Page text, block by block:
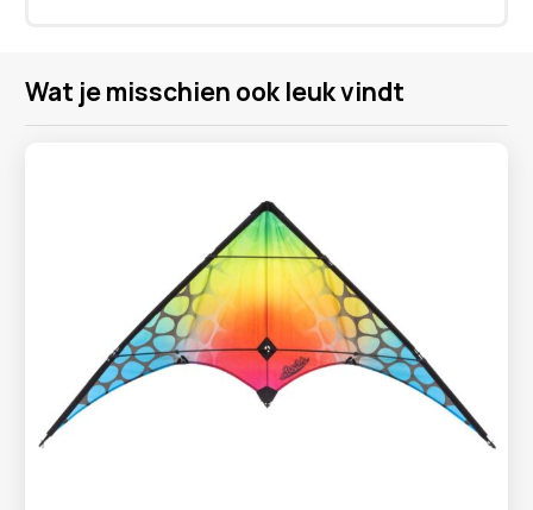
Wat je misschien ook leuk vindt